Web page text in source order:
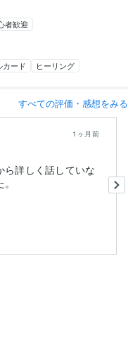
者歓迎
カード ヒーリング
すべての評価・感想をみる
1ヶ月前
ら詳しく話していな